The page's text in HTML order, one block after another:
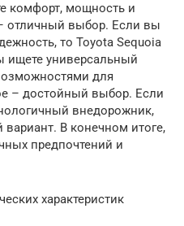
комфорт, мощность и
отличный выбор. Если вы
то Toyota Sequoia
ищете универсальный
для
– достойный выбор. Если
внедорожник,
В конечном итоге,
предпочтений и
характеристик